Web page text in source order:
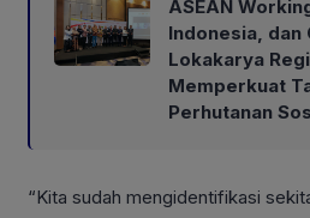
ASEAN
Indonesia, dan
Lokakarya
Memperkuat
Perhutanan
“Kita sudah mengidentifikasi